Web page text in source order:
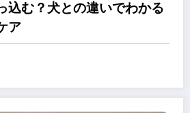
込む？犬との違いでわかる
ア